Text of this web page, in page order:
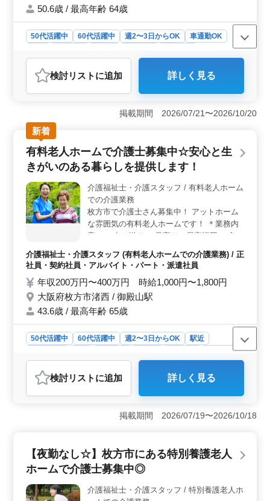
50.6歳 / 最高年齢 64歳
50代活躍中 60代活躍中 週2〜3日からOK
車通勤OK
介護福祉士・介護スタッフ
おすすめポイント
＜夜勤なし・資格手当あり＞ 夜勤のない介護業務で睡
眠リズムを崩すことなく働けます。さらに介護職の資格
を持っている方には手当が支給されるため経験やスキル
を評価される環境が整っています。安心して働ける職場
で、ご経験を活かし新しいステージを築いてみません
か。 ＜柔軟な勤務体制＞ 週3日以上の勤務が可能で
シフト制度が採用されています。これにより自分の生活
た勤務時間帯や曜日も相談可能なのでライフスタイルに
合わせた働き方が実現できます。 ＜中高年活躍中
＞ 50代から60代の方々が活躍しており、経験豊富な
方々がチームを支えています。年齢や性別に関係なく、
誰もが尊重され、活躍できる環境が整っています。また
ける環境が整っています。
検討リスト に追加 詳しく見る
掲載期間 2026/07/21〜2026/10/20
新着
有料老人ホームで介護士募集中☆安心と生
きがいのある暮らしを提供します！
介護福祉士・介護スタッフ / 有料老人ホーム
での介護業務
枚方市で介護士さん募集中！ アットホーム
な雰囲気の有料老人ホームです！ ＊業務内
容＊ ・申し送り ・見守り・居室巡回 ・食事
ション ・業務記録の作成 など ＊備考＊ ・
社会保険完備 ・交通費支給 ・駅チカ 皆様の
ご応募お待ちしております！ まずはお気軽
にお問い合わせください！
介護福祉士・介護スタッフ (有料老人ホームでの介護業務) / 正
社員・契約社員・アルバイト・パート・派遣社員
年収200万円〜400万円 時給1,000円〜1,800円
大阪府枚方市渚西 / 御殿山駅
43.6歳 / 最高年齢 65歳
50代活躍中 60代活躍中 週2〜3日からOK
駅近
派遣社員
介護福祉士・介護スタッフ
おすすめポイント
＜安心のサービス提供＞ 枚方市渚西に位置する有料老
人ホームでの介護士を募集しています。アットホームな
雰囲気の中で利用者の方々に安心と生きがいのある暮ら
からアルバイト・パート、派遣社員まで週2〜3日からの
勤務も可能です。駅チカの便利な立地で通勤もストレス
の方々も活躍の場が広がっています。 ＜充実の福利
検討リスト に追加 詳しく見る
掲載期間 2026/07/19〜2026/10/18
【夜勤なし☆】枚方市にある特別養護老人
ホームで介護士募集中◎
介護福祉士・介護スタッフ / 特別養護老人ホ